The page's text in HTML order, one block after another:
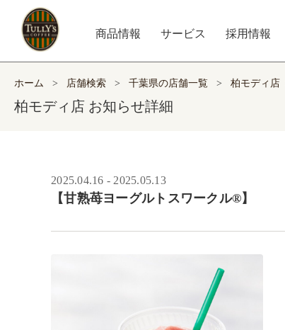
商品情報 サービス 採用情報
ホーム > 店舗検索 > 千葉県の店舗一覧 > 柏モディ店
柏モディ店 お知らせ詳細
2025.04.16 - 2025.05.13
【甘熟苺ヨーグルトスワークル®】